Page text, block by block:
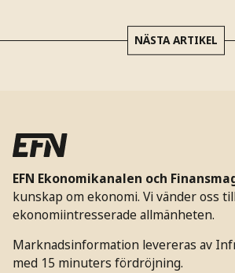
NÄSTA ARTIKEL
EFN Ekonomikanalen och
kunskap om ekonomi. Vi vänder oss
ekonomiintresserade allmänheten.
Marknadsinformation levereras av
med 15 minuters fördröjning.